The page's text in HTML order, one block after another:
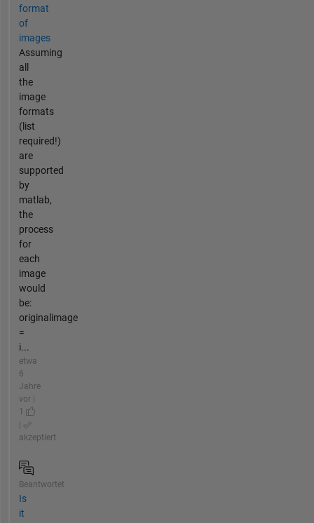
format
of
images
Assuming
all
the
image
formats
(list
required!)
are
supported
by
matlab,
the
process
for
each
image
would
be:
originalimage
=
i...
etwa
6
Jahre
vor |
1
akzeptiert
Beantwortet
Is
it